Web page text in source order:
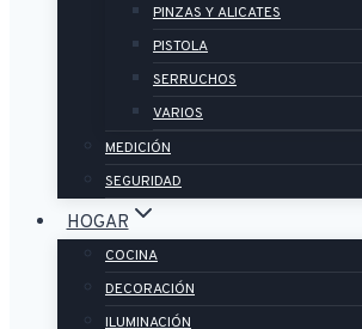
PINZAS Y ALICATES
PISTOLA
SERRUCHOS
VARIOS
MEDICIÓN
SEGURIDAD
HOGAR
COCINA
DECORACIÓN
ILUMINACIÓN